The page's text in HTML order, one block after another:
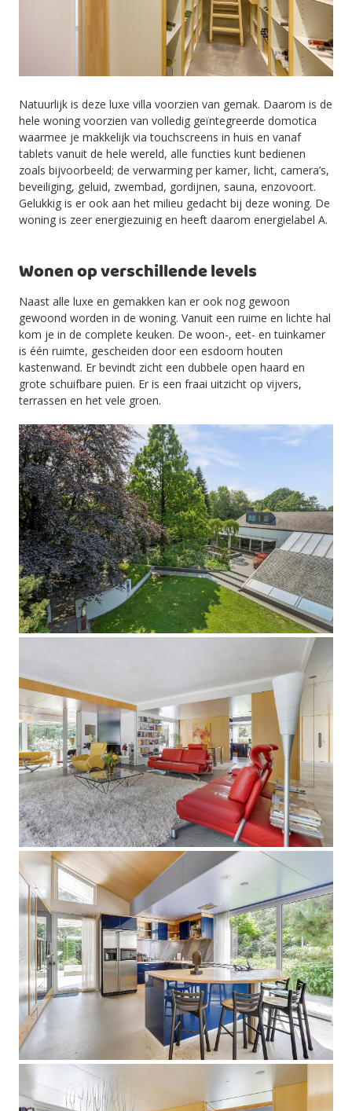
Natuurlijk is deze luxe villa voorzien van gemak. Daarom is de
hele woning voorzien van volledig geïntegreerde domotica
waarmee je makkelijk via touchscreens in huis en vanaf
tablets vanuit de hele wereld, alle functies kunt bedienen
zoals bijvoorbeeld; de verwarming per kamer, licht, camera’s,
beveiliging, geluid, zwembad, gordijnen, sauna, enzovoort.
Gelukkig is er ook aan het milieu gedacht bij deze woning. De
woning is zeer energiezuinig en heeft daarom energielabel A.
Wonen op verschillende levels
Naast alle luxe en gemakken kan er ook nog gewoon
gewoond worden in de woning. Vanuit een ruime en lichte hal
kom je in de complete keuken. De woon-, eet- en tuinkamer
is één ruimte, gescheiden door een esdoorn houten
kastenwand. Er bevindt zicht een dubbele open haard en
grote schuifbare puien. Er is een fraai uitzicht op vijvers,
terrassen en het vele groen.